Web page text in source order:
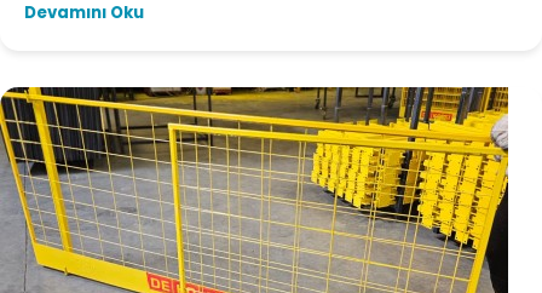
Devamını Oku